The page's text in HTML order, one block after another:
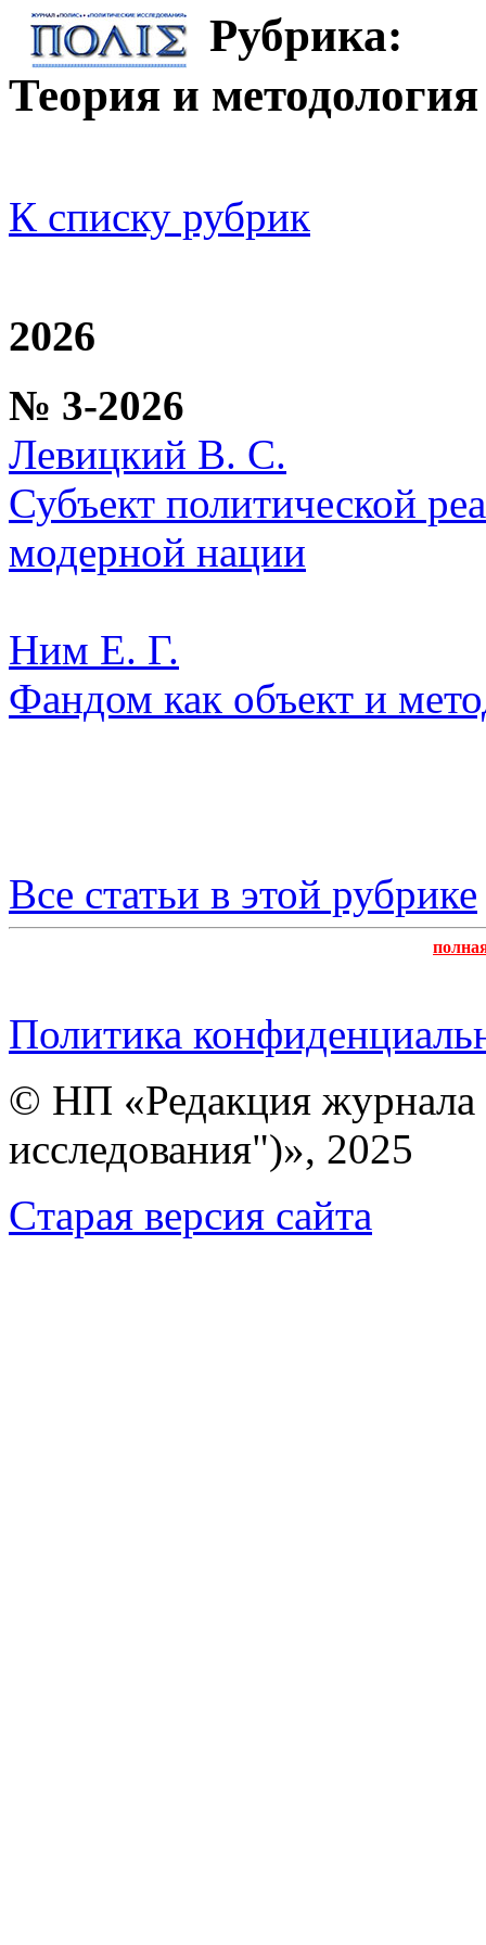
Рубрика:
Теория и
К списку рубрик
2026
№ 3-2026
Левицкий В. С.
Субъект политической
модерной нации
Ним Е. Г.
Фандом как объект и
Все статьи в этой рубрике
Политика
© НП «Редакция
исследования")», 2025
Cтарая версия сайта